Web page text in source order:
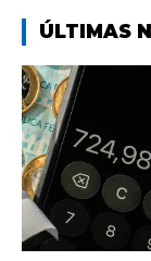
ÚLTIMAS